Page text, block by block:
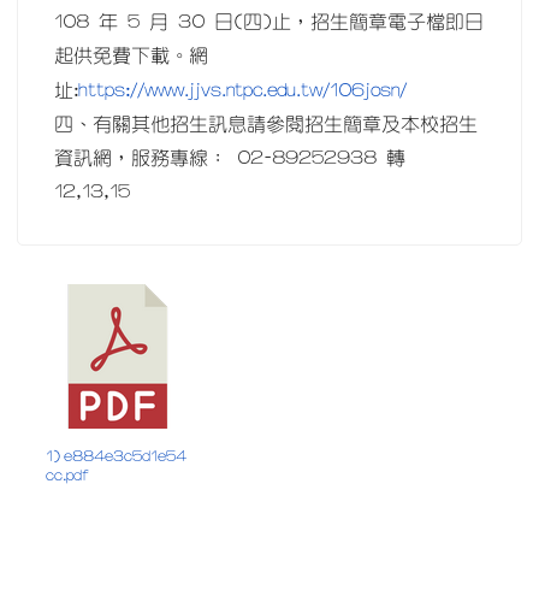
108 年 5 月 30 日(四)止，招生簡章電子檔即日
起供免費下載。網
址:https://www.jjvs.ntpc.edu.tw/106josn/
四、有關其他招生訊息請參閱招生簡章及本校招生
資訊網，服務專線： 02-89252938 轉
12,13,15
1) e884e3c5d1e54
cc.pdf